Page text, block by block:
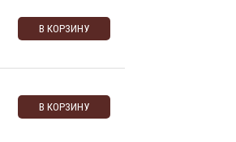
В КОРЗИНУ
В КОРЗИНУ